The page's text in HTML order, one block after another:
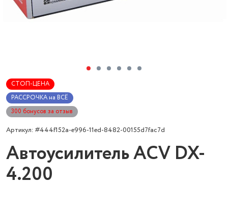
СТОП-ЦЕНА
РАССРОЧКА на ВСЁ
300 бонусов за отзыв
Артикул: #444f152a-e996-11ed-8482-00155d7fac7d
Автоусилитель ACV DX-
4.200